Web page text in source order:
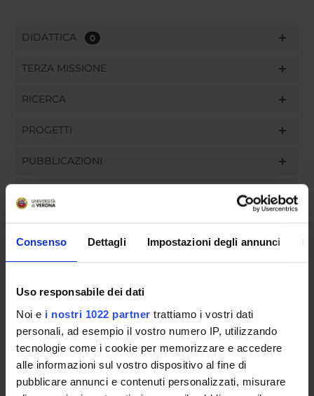
Consenso Dettagli Impostazioni degli annunci
Uso responsabile dei dati
Noi e i nostri 1022 partner trattiamo i vostri dati
personali, ad esempio il vostro numero IP, utilizzando
tecnologie come i cookie per memorizzare e accedere
alle informazioni sul vostro dispositivo al fine di
pubblicare annunci e contenuti personalizzati, misurare
DIDATTICA 0
TERZA MISSIONE
RICERCA
PROGETTI
PUBBLICAZIONI
GOVERNANCE
COMMISSIONI
UFFICI E STRUTTURE DI SERVIZIO
SERVIZI DI SEGRETERIA STUDENTI